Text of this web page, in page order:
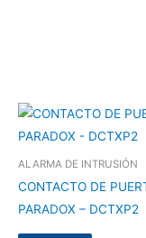
ALARMA DE INTRUSIÓN
CONTACTO DE
PARADOX – DCTXP2